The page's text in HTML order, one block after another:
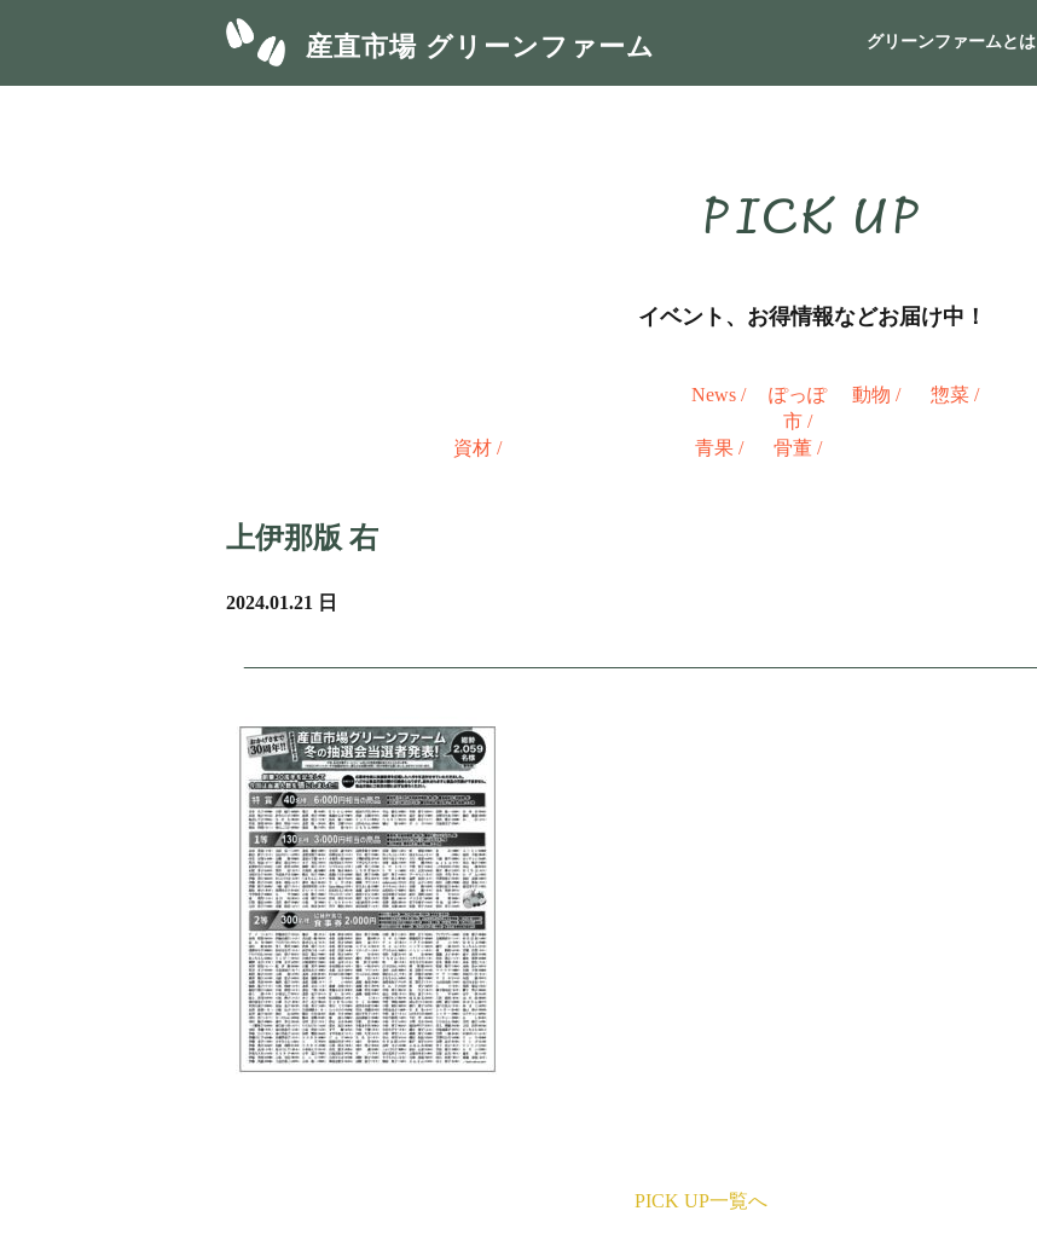
産直市場 グリーンファーム グリーンファームとは
PICK UP
イベント、お得情報などお届け中！
News /
ぽっぽ
市 /
動物 / 惣菜 /
資材 / 青果 / 骨董 /
上伊那版 右
2024.01.21 日
PICK UP一覧へ